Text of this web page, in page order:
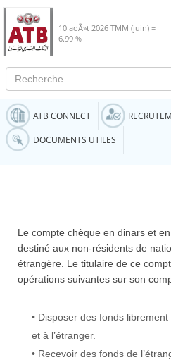
10 aoÃ»t 2026 TMM (juin) =
6.99 %
Recherche
ATB CONNECT
DOCUMENTS UTILES
Le compte chèque en dinars et
destiné aux non-résidents de
étrangère. Le titulaire de ce
opérations suivantes sur son
• Disposer des fonds
et à l’étranger.
• Recevoir des fonds de